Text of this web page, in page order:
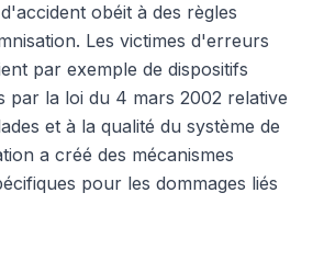
obéit à des règles
Les victimes d'erreurs
par exemple de dispositifs
par la loi du 4 mars 2002 relative
et à la qualité du système de
a créé des mécanismes
pour les dommages liés